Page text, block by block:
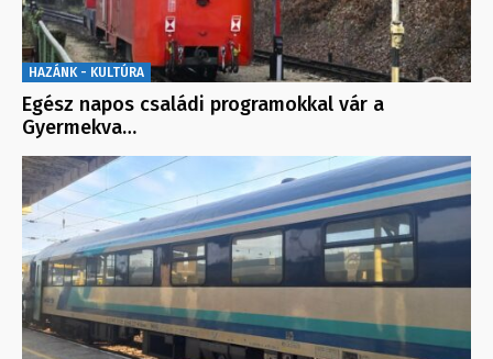
HAZÁNK - KULTÚRA
Egész napos családi programokkal vár a
Gyermekva…